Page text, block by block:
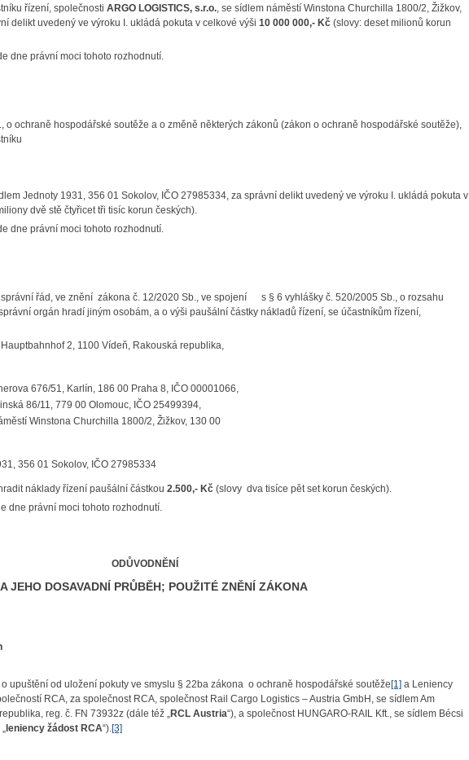
řízení, společnosti ARGO LOGISTICS, s.r.o., se sídlem náměstí Winstona Churchilla 1800/2, Žižkov,
delikt uvedený ve výroku I. ukládá pokuta v celkové výši 10 000 000,- Kč (slovy: deset milionů korun
dne právní moci tohoto rozhodnutí.
o ochraně hospodářské soutěže a o změně některých zákonů (zákon o ochraně hospodářské soutěže),
Jednoty 1931, 356 01 Sokolov, IČO 27985334, za správní delikt uvedený ve výroku I. ukládá pokuta v
dvě stě čtyřicet tři tisíc korun českých).
dne právní moci tohoto rozhodnutí.
správní řád, ve znění zákona č. 12/2020 Sb., ve spojení s § 6 vyhlášky č. 520/2005 Sb., o rozsahu
orgán hradí jiným osobám, a o výši paušální částky nákladů řízení, se účastníkům řízení,
Hauptbahnhof 2, 1100 Vídeň, Rakouská republika,
676/51, Karlín, 186 00 Praha 8, IČO 00001066,
86/11, 779 00 Olomouc, IČO 25499394,
Winstona Churchilla 1800/2, Žižkov, 130 00
356 01 Sokolov, IČO 27985334
náklady řízení paušální částkou 2.500,- Kč (slovy dva tisíce pět set korun českých).
dne právní moci tohoto rozhodnutí.
ODŮVODNĚNÍ
JEHO DOSAVADNÍ PRŮBĚH; POUŽITÉ ZNĚNÍ ZÁKONA
upuštění od uložení pokuty ve smyslu § 22ba zákona o ochraně hospodářské soutěže [1] a Leniency
RCA, za společnost RCA, společnost Rail Cargo Logistics – Austria GmbH, se sídlem Am
reg. č. FN 73932z (dále též „RCL Austria“), a společnost HUNGARO-RAIL Kft., se sídlem Bécsi
leniency žádost RCA“).[3]